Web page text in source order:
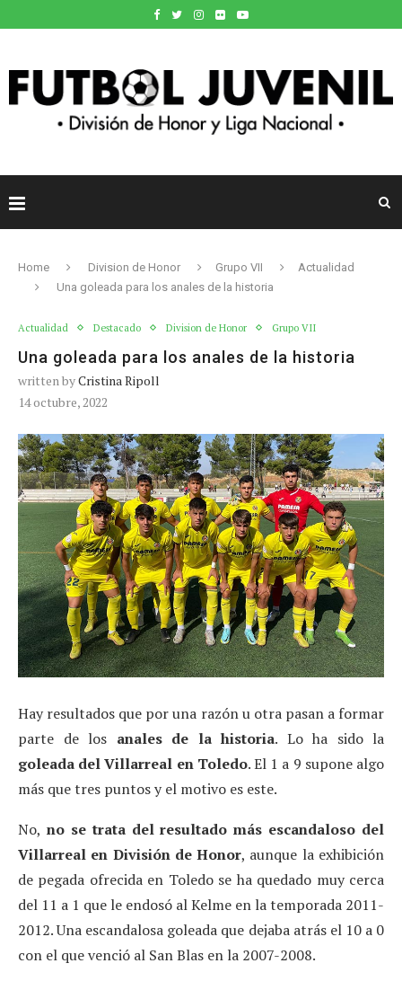
Home Division de Honor Grupo VII
Actualidad
Una goleada para los anales de la historia
Actualidad Destacado Division de Honor Grupo VII
Una goleada para los anales de la historia
written byCristina Ripoll
14 octubre, 2022
Hay resultados que por una razón u otra pasan a formar
parte de los anales de la historia. Lo ha sido la
goleada del Villarreal en Toledo. El 1 a 9 supone algo
más que tres puntos y el motivo es este.
No, no se trata del resultado más escandaloso del
Villarreal en División de Honor, aunque la exhibición
de pegada ofrecida en Toledo se ha quedado muy cerca
del 11 a 1 que le endosó al Kelme en la temporada 2011-
2012. Una escandalosa goleada que dejaba atrás el 10 a 0
con el que venció al San Blas en la 2007-2008.